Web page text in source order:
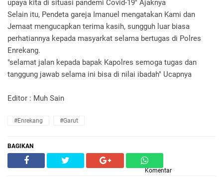
upaya kita di situasi pandemi Covid-19" Ajaknya
Selain itu, Pendeta gareja Imanuel mengatakan Kami dan
Jemaat mengucapkan terima kasih, sungguh luar biasa
perhatiannya kepada masyarkat selama bertugas di Polres
Enrekang.
"selamat jalan kepada bapak Kapolres semoga tugas dan
tanggung jawab selama ini bisa di nilai ibadah" Ucapnya
Editor : Muh Sain
#Enrekang #Garut
BAGIKAN
Komentar